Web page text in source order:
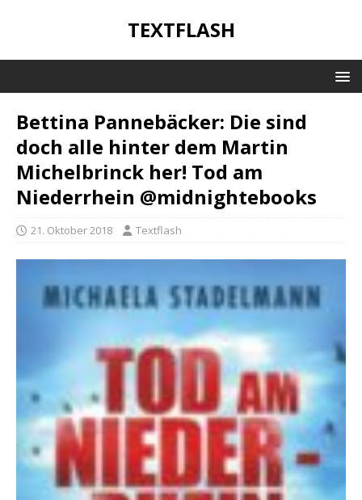
TEXTFLASH
Bettina Pannebäcker: Die sind
doch alle hinter dem Martin
Michelbrinck her! Tod am
Niederrhein @midnightebooks
21. Oktober 2018 Textflash